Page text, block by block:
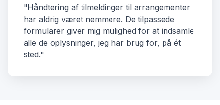
"Håndtering af tilmeldinger til arrangementer
har aldrig været nemmere. De tilpassede
formularer giver mig mulighed for at indsamle
alle de oplysninger, jeg har brug for, på ét
sted."